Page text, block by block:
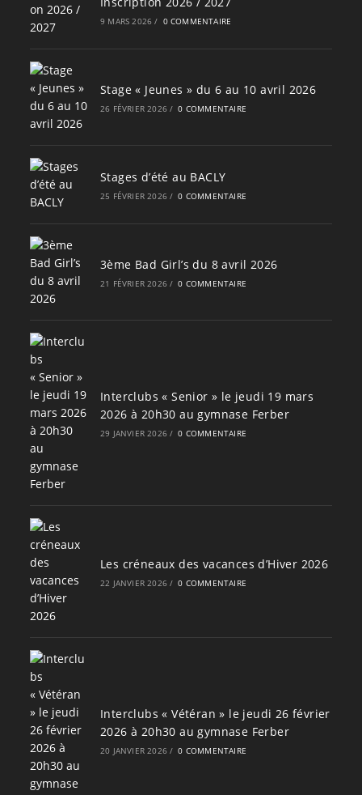
9 MARS 2026 / 0 COMMENTAIRE
Stage « Jeunes » du 6 au 10 avril 2026
26 FÉVRIER 2026 / 0 COMMENTAIRE
Stages d’été au BACLY
25 FÉVRIER 2026 / 0 COMMENTAIRE
3ème Bad Girl’s du 8 avril 2026
21 FÉVRIER 2026 / 0 COMMENTAIRE
Interclubs « Senior » le jeudi 19 mars
2026 à 20h30 au gymnase Ferber
29 JANVIER 2026 / 0 COMMENTAIRE
Les créneaux des vacances d’Hiver 2026
22 JANVIER 2026 / 0 COMMENTAIRE
Interclubs « Vétéran » le jeudi 26 février
2026 à 20h30 au gymnase Ferber
20 JANVIER 2026 / 0 COMMENTAIRE